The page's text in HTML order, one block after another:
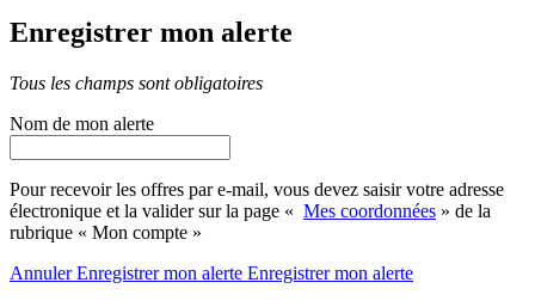
Enregistrer mon alerte
Tous les champs sont obligatoires
Nom de mon alerte
Pour recevoir les offres par e-mail, vous devez saisir votre adresse
électronique et la valider sur la page « Mes coordonnées » de la
rubrique « Mon compte »
AnnulerEnregistrer mon alerte Enregistrermon alerte